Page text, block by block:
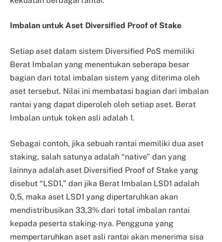
Imbalan untuk Aset Diversified Proof of Stake
Setiap aset dalam sistem Diversified PoS memiliki
Berat Imbalan yang menentukan seberapa besar
bagian dari total imbalan sistem yang diterima oleh
aset tersebut. Nilai ini membatasi bagian dari imbalan
rantai yang dapat diperoleh oleh setiap aset. Berat
Imbalan untuk token asli adalah 1.
Sebagai contoh, jika sebuah rantai memiliki dua aset
staking, salah satunya adalah “native” dan yang
lainnya adalah aset Diversified Proof of Stake yang
disebut “LSD1,” dan jika Berat Imbalan LSD1 adalah
0,5, maka aset LSD1 yang dipertaruhkan akan
mendistribusikan 33,3% dari total imbalan rantai
kepada peserta staking-nya. Pengguna yang
mempertaruhkan aset asli rantai akan menerima sisa